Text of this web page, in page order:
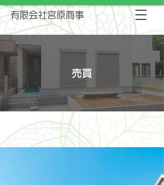
有限会社宮原商事
売買